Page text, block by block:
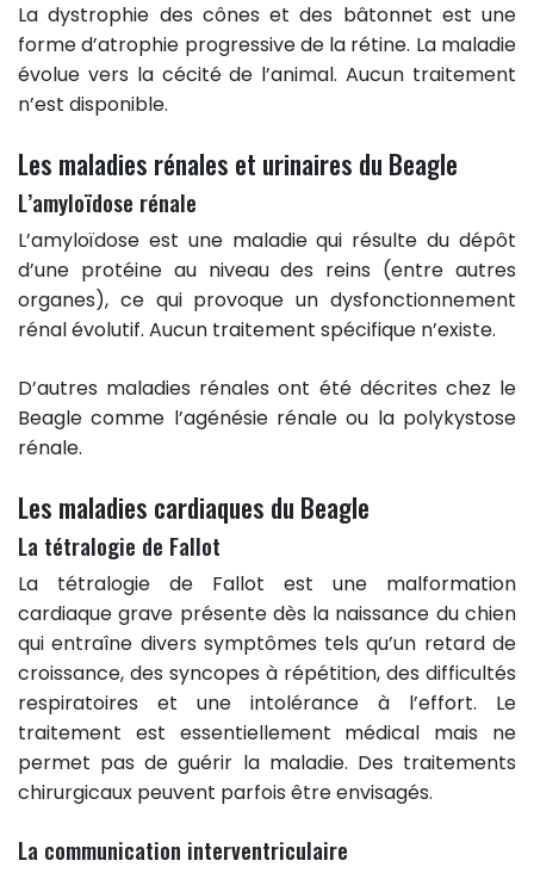
La dystrophie des cônes et des bâtonnet est une
forme d’atrophie progressive de la rétine. La maladie
évolue vers la cécité de l’animal. Aucun traitement
n’est disponible.
Les maladies rénales et urinaires du Beagle
L’amyloïdose rénale
L’amyloïdose est une maladie qui résulte du dépôt
d’une protéine au niveau des reins (entre autres
organes), ce qui provoque un dysfonctionnement
rénal évolutif. Aucun traitement spécifique n’existe.
D’autres maladies rénales ont été décrites chez le
Beagle comme l’agénésie rénale ou la polykystose
rénale.
Les maladies cardiaques du Beagle
La tétralogie de Fallot
La tétralogie de Fallot est une malformation
cardiaque grave présente dès la naissance du chien
qui entraîne divers symptômes tels qu’un retard de
croissance, des syncopes à répétition, des difficultés
respiratoires et une intolérance à l’effort. Le
traitement est essentiellement médical mais ne
permet pas de guérir la maladie. Des traitements
chirurgicaux peuvent parfois être envisagés.
La communication interventriculaire